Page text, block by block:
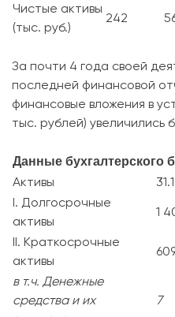
Чистые активы
(тыс. руб.)
242
За почти 4 года своей
последней финансовой
финансовые вложения в
тыс. рублей) увеличились
Данные бухгалтерского
Активы
I. Долгосрочные
активы
1
II. Краткосрочные
активы
в т.ч. Денежные
средства и их
7